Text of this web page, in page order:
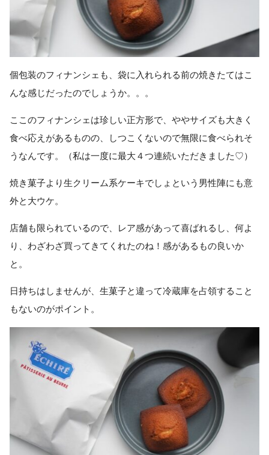
個包装のフィナンシェも、袋に入れられる前の焼きたてはこ
んな感じだったのでしょうか。。。
ここのフィナンシェは珍しい正方形で、ややサイズも大きく
食べ応えがあるものの、しつこくないので無限に食べられそ
うなんです。（私は一度に最大４つ連続いただきました♡）
焼き菓子より生クリーム系ケーキでしょという男性陣にも意
外と大ウケ。
店舗も限られているので、レア感があって喜ばれるし、何よ
り、わざわざ買ってきてくれたのね！感があるもの良いか
と。
日持ちはしませんが、生菓子と違って冷蔵庫を占領すること
もないのがポイント。